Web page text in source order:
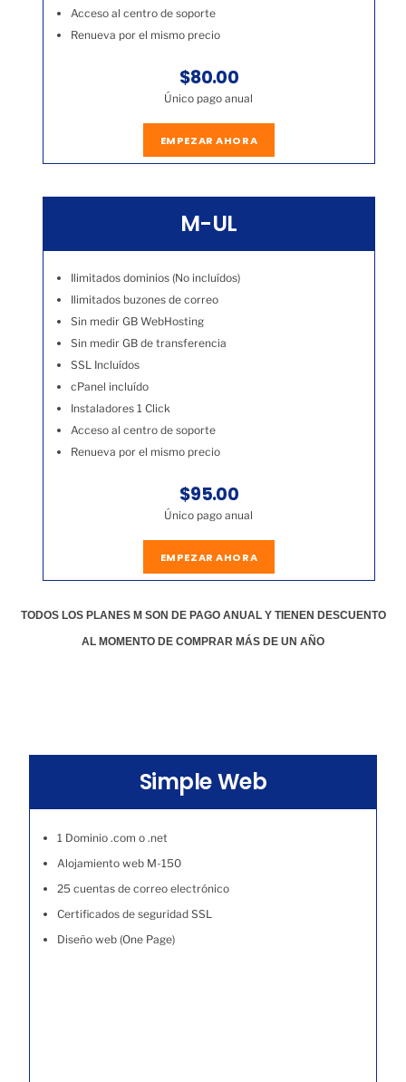
Acceso al centro de soporte
Renueva por el mismo precio
$80.00
Único pago anual
EMPEZAR AHORA
M-UL
Ilimitados dominios (No incluídos)
Ilimitados buzones de correo
Sin medir GB WebHosting
Sin medir GB de transferencia
SSL Incluídos
cPanel incluído
Instaladores 1 Click
Acceso al centro de soporte
Renueva por el mismo precio
$95.00
Único pago anual
EMPEZAR AHORA
TODOS LOS PLANES M SON DE PAGO ANUAL Y TIENEN DESCUENTO
AL MOMENTO DE COMPRAR MÁS DE UN AÑO
Simple Web
1 Dominio .com o .net
Alojamiento web M-150
25 cuentas de correo electrónico
Certificados de seguridad SSL
Diseño web (One Page)